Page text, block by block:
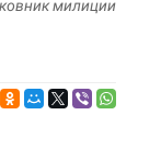
милиции